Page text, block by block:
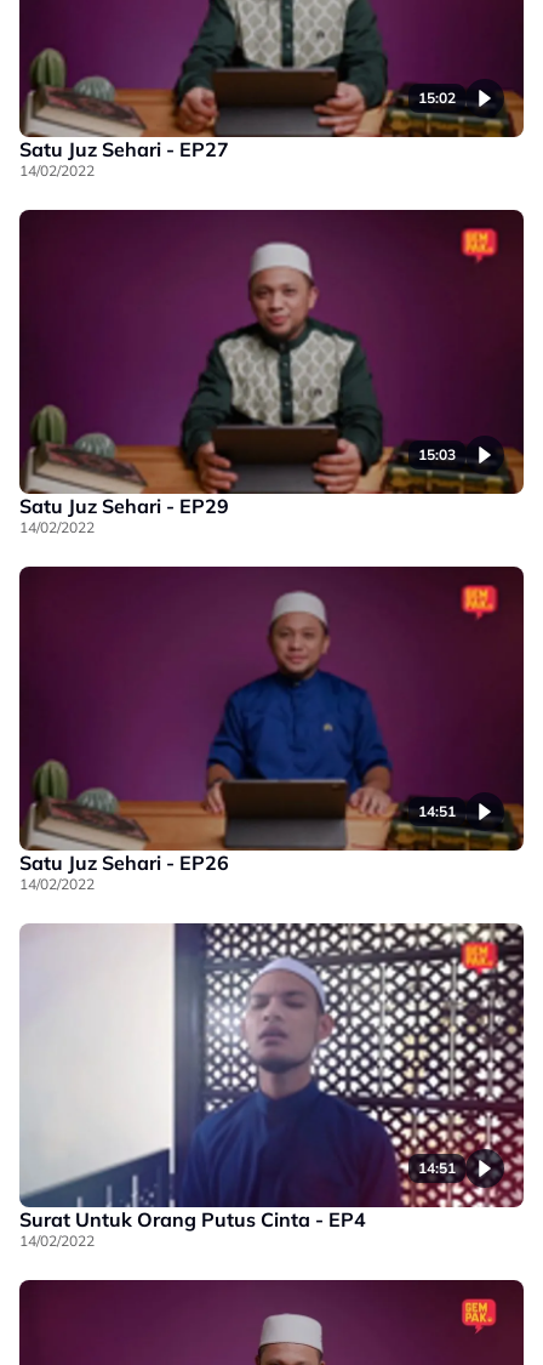
15:02
Satu Juz Sehari - EP27
14/02/2022
15:03
Satu Juz Sehari - EP29
14/02/2022
14:51
Satu Juz Sehari - EP26
14/02/2022
14:51
Surat Untuk Orang Putus Cinta - EP4
14/02/2022